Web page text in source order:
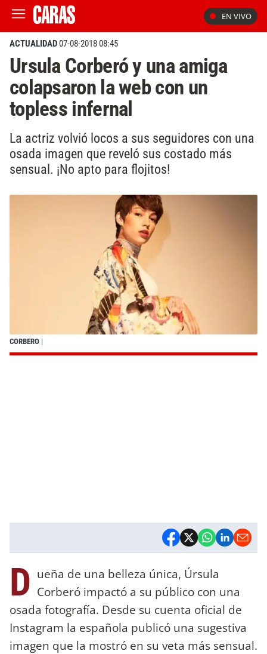
EN VIVO
ACTUALIDAD07-08-2018 08:45
Ursula Corberó y una amiga
colapsaron la web con un
topless infernal
La actriz volvió locos a sus seguidores con una
osada imagen que reveló sus costado más
sensual. ¡No apto para flojitos!
CORBERO |
D ueña de una belleza única, Úrsula
Corberó impactó a su público con una
osada fotografía. Desde su cuenta oficial de
Instagram la española publicó una sugestiva
imagen que la mostró en su veta más sensual.